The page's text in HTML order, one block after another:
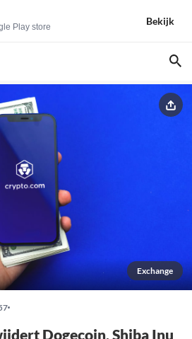
Play store
Bekijk
Exchange
Dogecoin, Shiba Inu